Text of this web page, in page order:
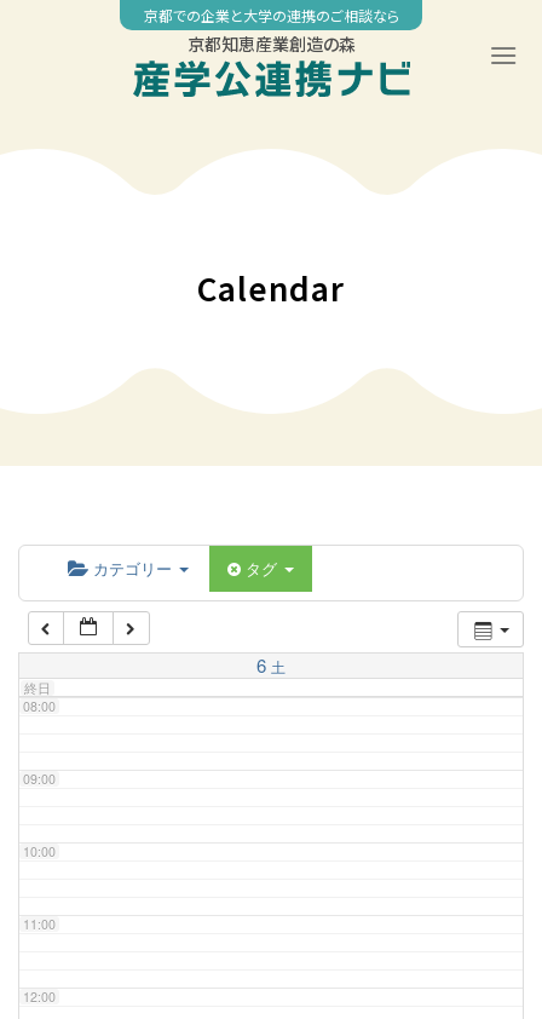
京都での企業と大学の連携のご相談なら
京都知恵産業創造の森
Calendar
カテゴリー タグ
6 土
終日
04:00
07:00
08:00
09:00
10:00
11:00
12:00